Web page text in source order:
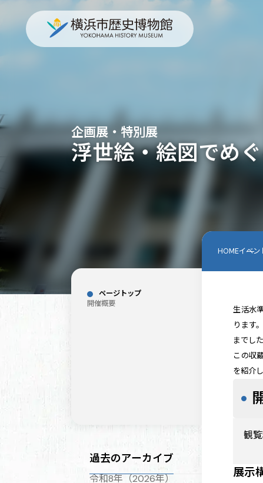
浮世絵・絵図でめ
企画展・特別展
HOMEイベン
生活水
ります
までし
この収
を紹介し
観
展示
ページトップ
開催概要
過去のアーカイブ
令和8年（2026年）